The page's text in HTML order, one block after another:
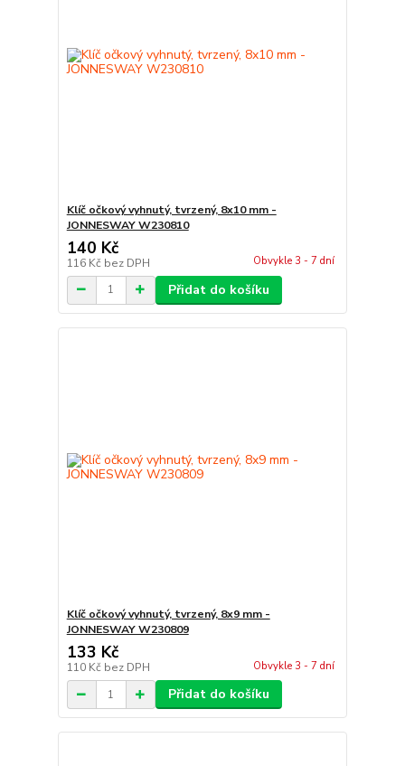
Klíč očkový vyhnutý, tvrzený, 8x10 mm -
JONNESWAY W230810
140 Kč
116 Kč bez DPH Obvykle 3 - 7 dní
Přidat do košíku
Klíč očkový vyhnutý, tvrzený, 8x9 mm -
JONNESWAY W230809
133 Kč
110 Kč bez DPH Obvykle 3 - 7 dní
Přidat do košíku